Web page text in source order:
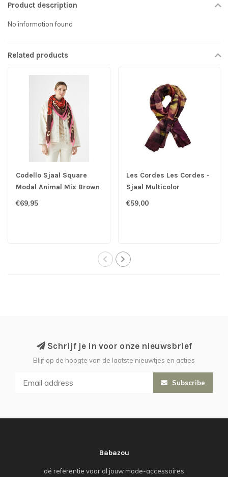
Product description
No information found
Related products
Codello Sjaal Square
Modal Animal Mix Brown
€69,95
Les Cordes Les Cordes -
Sjaal Multicolor
€59,00
Schrijf je in voor onze nieuwsbrief
Blijf op de hoogte van de laatste nieuwtjes en acties
Subscribe
Babazou
dé referentie voor al jouw mode-accessoires